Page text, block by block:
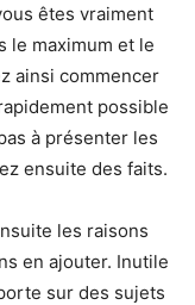
êtes vraiment
le maximum et le
ainsi commencer
possible
à présenter les
ensuite des faits.
les raisons
en ajouter. Inutile
sur des sujets